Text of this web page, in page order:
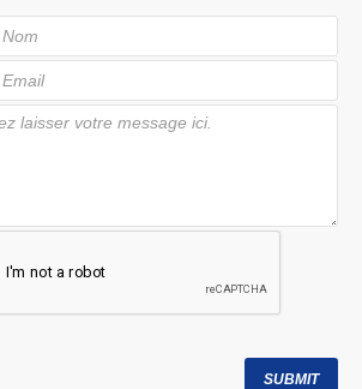
p
s
SUBMIT